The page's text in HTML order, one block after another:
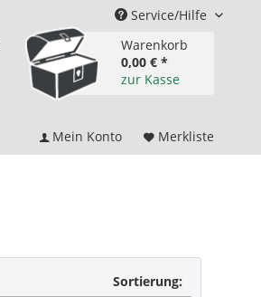
Service/Hilfe
Warenkorb
0,00 € *
zur Kasse
Mein Konto Merkliste
Sortierung: